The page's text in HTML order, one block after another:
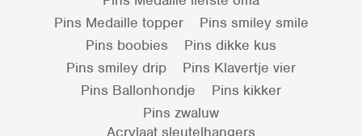
Pins Medaille topper
Pins smiley smile
Pins boobies
Pins dikke kus
Pins smiley drip
Pins Klavertje vier
Pins Ballonhondje
Pins kikker
Pins zwaluw
Acrylaat sleutelhangers